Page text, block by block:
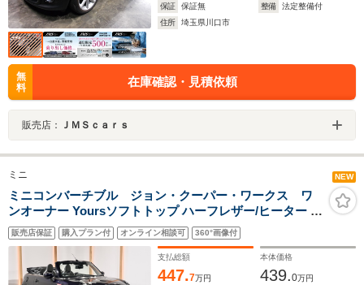
保証
保証無 整備
法定整備付
住所
埼玉県川口市
無
料
在庫確認・見積依頼
販売店： ＪＭＳｃａｒｓ
ミニ NEW
ミニコンバーチブル ジョン・クーパー・ワークス ワ
ンオーナー Yoursソフトトップ ハーフレザー/ヒーター ア
クティブクルコン AppleCarPlay ワイヤレスチャージ ヘ
ッドアップディスプレイ ドアプロジェクター ETC2.0 整
備付
販売店保証 購入プラン付 オンライン相談可 360°画像付
支払総額
447.7万円
本体価格
439.0万円